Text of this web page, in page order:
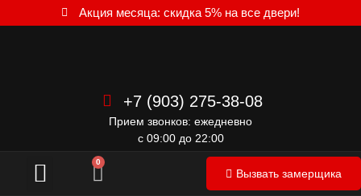
Акция месяца: скидка 5% на все двери!
+7 (903) 275-38-08
Прием звонков: ежедневно
с 09:00 до 22:00
0
Вызвать замерщика